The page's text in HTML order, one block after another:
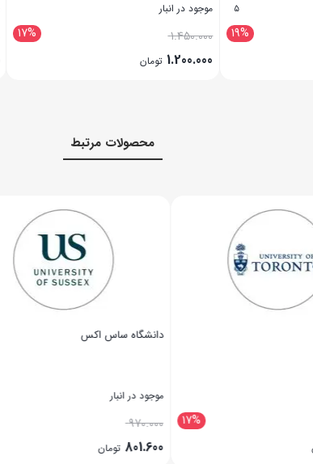
5
19%
موجود در انبار
17% 1.450.000
1.200.000 تومان
محصولات مرتبط
دانشگاه ساس اکس
موجود در انبار
970.000
تومان